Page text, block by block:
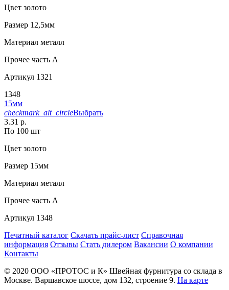
Цвет золото
Размер 12,5мм
Материал металл
Прочее часть A
Артикул 1321
1348
15мм
checkmark_alt_circleВыбрать
3.31 р.
По 100 шт
Цвет золото
Размер 15мм
Материал металл
Прочее часть A
Артикул 1348
Печатный каталог Скачать прайс-лист Справочная
информация Отзывы Стать дилером Вакансии О компании
Контакты
© 2020 ООО «ПРОТОС и К» Швейная фурнитура со склада в
Москве. Варшавское шоссе, дом 132, строение 9. На карте